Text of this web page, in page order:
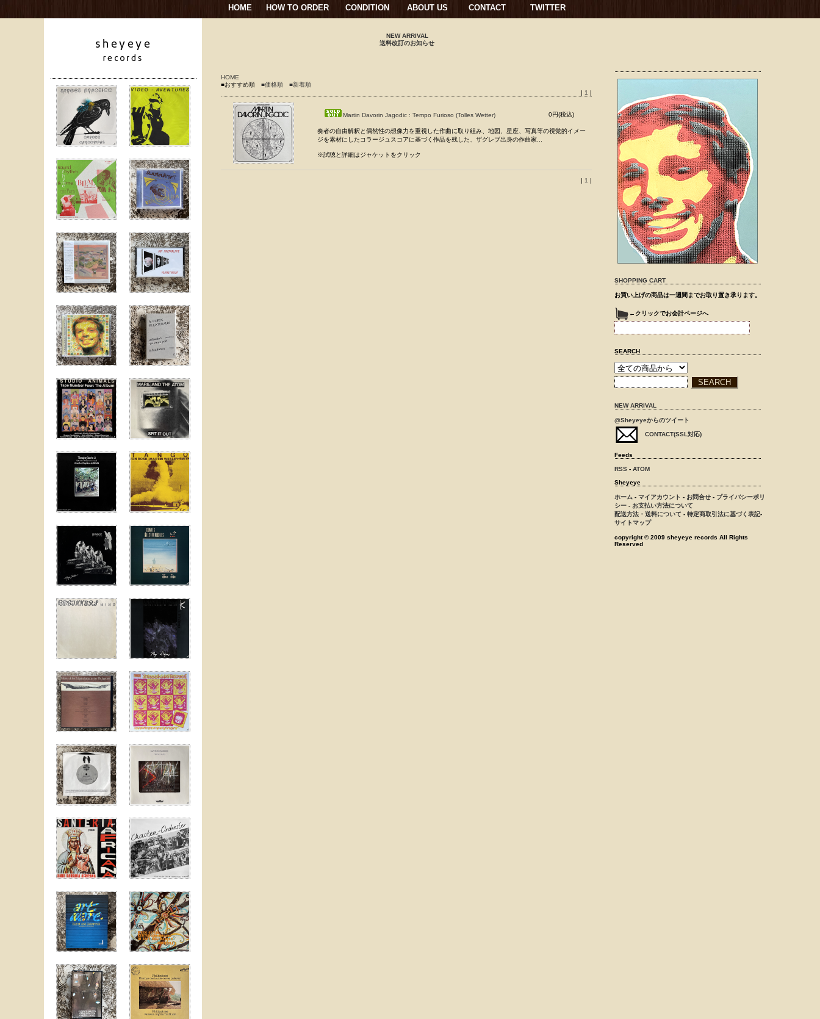
HOME HOW TO ORDER CONDITION ABOUT US CONTACT TWITTER
NEW ARRIVAL
送料改訂のお知らせ
HOME
■おすすめ順
■価格順
■新着順
| 1 |
Martin Davorin Jagodic : Tempo Furioso (Tolles Wetter) 0円(税込)
奏者の自由解釈と偶然性の想像力を重視した作曲に取り組み、地図、星座、写真等の視覚的イメー
ジを素材にしたコラージュスコアに基づく作品を残した、ザグレブ出身の作曲家...
※試聴と詳細はジャケットをクリック
| 1 |
SHOPPING CART
お買い上げの商品は一週間までお取り置き承ります。
←クリックでお会計ページへ
SEARCH
NEW ARRIVAL
@Sheyeyeからのツイート
CONTACT(SSL対応)
Feeds
RSS - ATOM
Sheyeye
ホーム - マイアカウント - お問合せ - プライバシーポリ
シー - お支払い方法について
配送方法・送料について - 特定商取引法に基づく表記-
サイトマップ
copyright © 2009 sheyeye records All Rights
Reserved